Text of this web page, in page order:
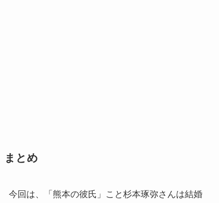
まとめ
今回は、「熊本の彼氏」こと杉本琢弥さんは結婚